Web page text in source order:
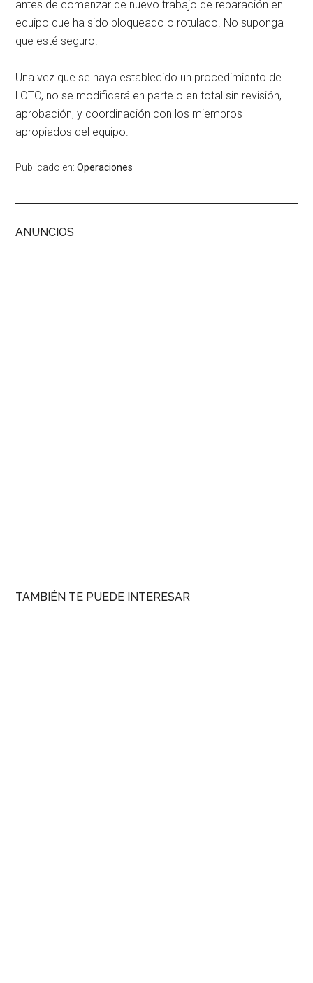
antes de comenzar de nuevo trabajo de reparación en
equipo que ha sido bloqueado o rotulado. No suponga
que esté seguro.
Una vez que se haya establecido un procedimiento de
LOTO, no se modificará en parte o en total sin revisión,
aprobación, y coordinación con los miembros
apropiados del equipo.
Publicado en:Operaciones
ANUNCIOS
TAMBIÉN TE PUEDE INTERESAR